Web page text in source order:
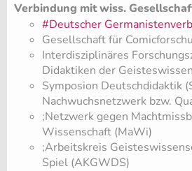
Verbindung mit wiss.
#Deutscher
Gesellschaft für
Interdisziplinäres
Didaktiken der
Symposion Deutschdidaktik
Nachwuchsnetzwerk bzw.
;Netzwerk gegen
Wissenschaft (MaWi)
;Arbeitskreis
Spiel (AKGWDS)